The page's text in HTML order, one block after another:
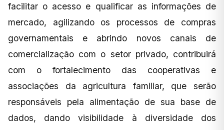
facilitar o acesso e qualificar as informações de
mercado, agilizando os processos de compras
governamentais e abrindo novos canais de
comercialização com o setor privado, contribuirá
com o fortalecimento das cooperativas e
associações da agricultura familiar, que serão
responsáveis pela alimentação de sua base de
dados, dando visibilidade à diversidade dos